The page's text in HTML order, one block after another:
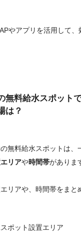
やアプリを活用して、
無料給水スポット
は？
無料給水スポットは、
リアや時間帯がありま
リアや、時間帯をまと
ポット設置エリア